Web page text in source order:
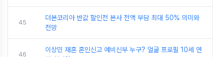
45
더본코리아 반값 할인전 본사 전액 부담 최대 50% 의미와
전망
46
이상민 재혼 혼인신고 예비신부 누구? 얼굴 프로필 10세 연